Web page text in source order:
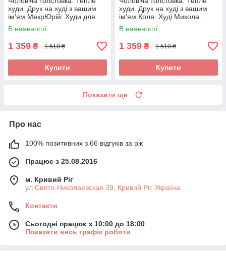
худи. Друк на худі з вашим
ім'ям МекрЮрій. Худи для
Юрія.
В наявності
1 359 ₴ 1 510 ₴
Купити
худи. Друк на худі з вашим
ім'ям Коля. Худі Микола.
ПриКоля
В наявності
1 359 ₴ 1 510 ₴
Купити
Показати ще
Про нас
100% позитивних з 66 відгуків за рік
Працює з 25.08.2016
м. Кривий Ріг
ул.Свято-Николаевская 39, Кривий Ріг, Україна
Контакти
Сьогодні працює з 10:00 до 18:00
Показати весь графік роботи